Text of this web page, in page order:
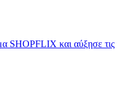
SHOPFLIX και αύξησε τις